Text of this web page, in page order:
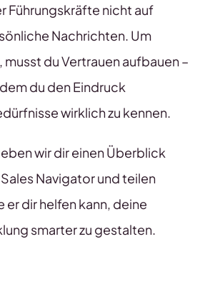
Führungskräfte nicht auf
Nachrichten. Um
du Vertrauen aufbauen –
du den Eindruck
wirklich zu kennen.
wir dir einen Überblick
Navigator und teilen
dir helfen kann, deine
smarter zu gestalten.